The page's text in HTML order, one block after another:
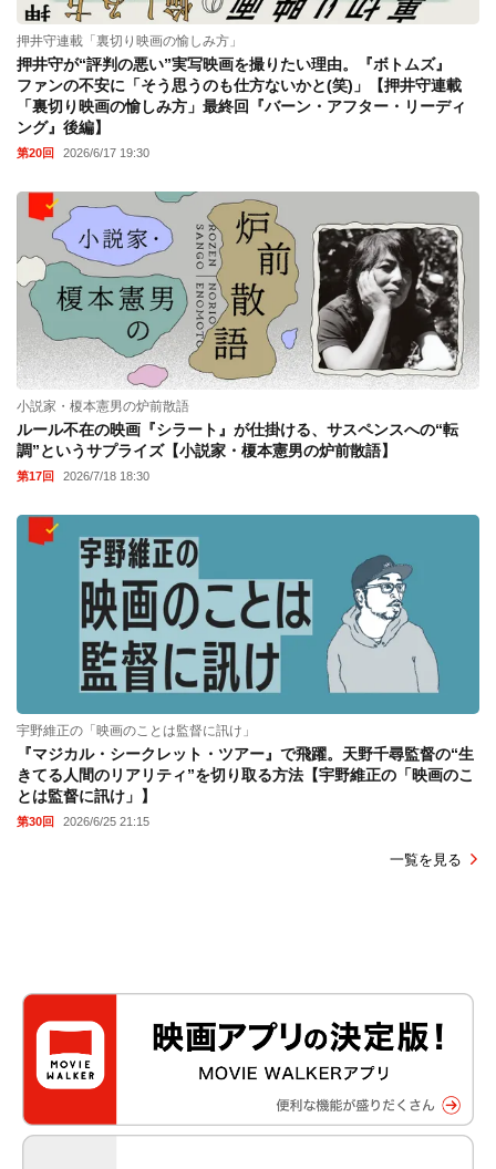
押井守連載「裏切り映画の愉しみ方」
押井守が“評判の悪い”実写映画を撮りたい理由。『ボトムズ』
ファンの不安に「そう思うのも仕方ないかと(笑)」【押井守連載
「裏切り映画の愉しみ方」最終回『バーン・アフター・リーディ
ング』後編】
第20回 2026/6/17 19:30
小説家・榎本憲男の炉前散語
ルール不在の映画『シラート』が仕掛ける、サスペンスへの“転
調”というサプライズ【小説家・榎本憲男の炉前散語】
第17回 2026/7/18 18:30
宇野維正の「映画のことは監督に訊け」
『マジカル・シークレット・ツアー』で飛躍。天野千尋監督の“生
きてる人間のリアリティ”を切り取る方法【宇野維正の「映画のこ
とは監督に訊け」】
第30回 2026/6/25 21:15
一覧を見る